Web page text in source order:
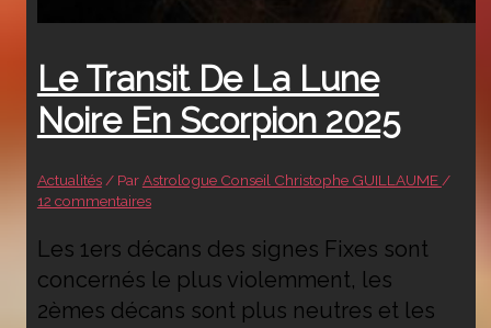
Le Transit De La Lune
Noire En Scorpion 2025
Actualités/ ParAstrologue Conseil Christophe GUILLAUME /
12 commentaires
Les 1ers décans des signes Fixes sont
concernés le plus violemment, les
2èmes décans sont plus neutres et les